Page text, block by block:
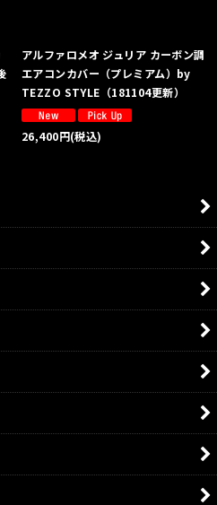
アルファロメオ ジュリア カーボン調
エアコンカバー（プレミアム）by
TEZZO STYLE（181104更新）
26,400円(税込)